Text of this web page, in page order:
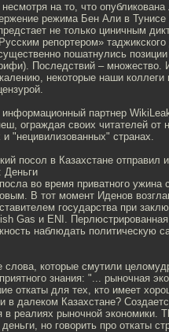
на то, что
режима Бен Али в
не только циничным
репортером»
пошатнулись позиции
Последствий – множество.
некоторые наши
информационный партнер
ограждая своих читателей от
"нецивилизованных" странах.
посол в Казахстане
Деньги
во время приватного
В тот момент Иденов
государства при
Gas и ENI.
наблюдать политическую
которые смутили
знания: "... рыночная
откаты для тех, кто имеет
в далеком Казахстане?
реалиях рыночной экономики.
но говорить про откаты